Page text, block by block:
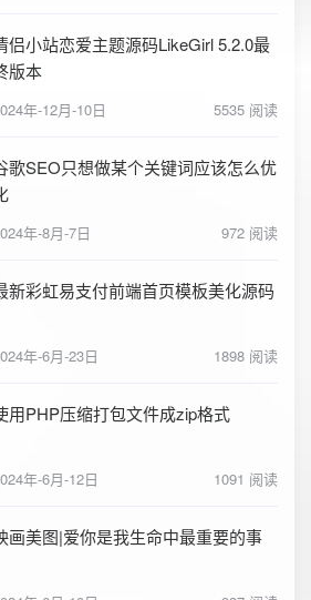
侣小站恋爱主题源码LikeGirl 5.2.0最
版本
年-12月-10日 5535 阅读
歌SEO只想做某个关键词应该怎么优
年-8月-7日 972 阅读
新彩虹易支付前端首页模板美化源码
年-6月-23日 1898 阅读
用PHP压缩打包文件成zip格式
年-6月-12日 1091 阅读
画美图|爱你是我生命中最重要的事